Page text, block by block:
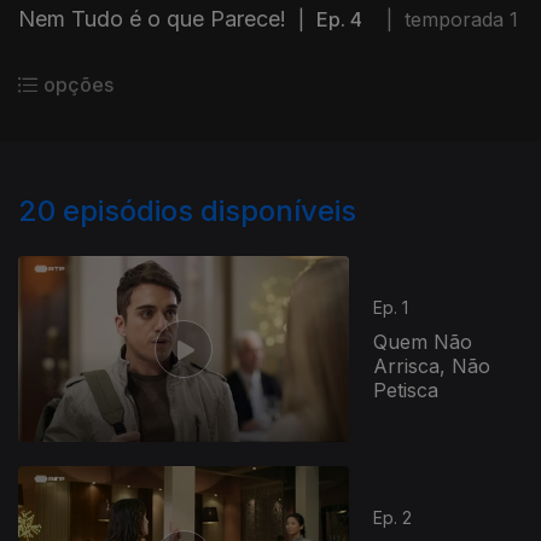
Nem Tudo é o que Parece! Ep. 4 temporada 1
opções
20 episódios disponíveis
Ep. 1
Quem Não
Arrisca, Não
Petisca
Ep. 2